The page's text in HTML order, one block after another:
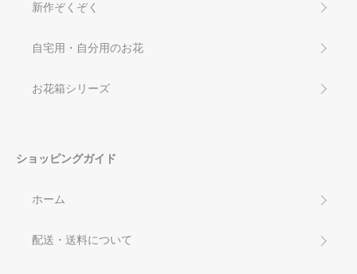
新作ぞくぞく
自宅用・自分用のお花
お花箱シリーズ
ショッピングガイド
ホーム
配送・送料について